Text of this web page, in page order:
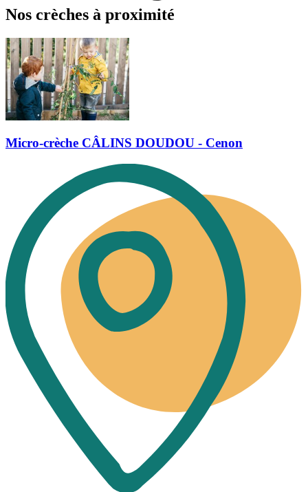
Nos crèches à proximité
Micro-crèche CÂLINS DOUDOU - Cenon